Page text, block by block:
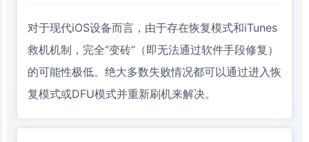
对于现代iOS设备而言，由于存在恢复模式和iTunes
救机机制，完全“变砖”（即无法通过软件手段修复）
的可能性极低。绝大多数失败情况都可以通过进入恢
复模式或DFU模式并重新刷机来解决。